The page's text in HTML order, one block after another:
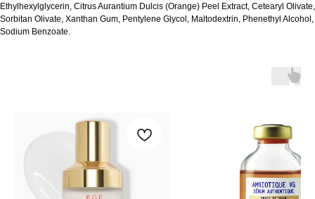
Ethylhexylglycerin, Citrus Aurantium Dulcis (Orange) Peel Extract, Cetearyl Olivate,
Sorbitan Olivate, Xanthan Gum, Pentylene Glycol, Maltodextrin, Phenethyl Alcohol,
Sodium Benzoate.